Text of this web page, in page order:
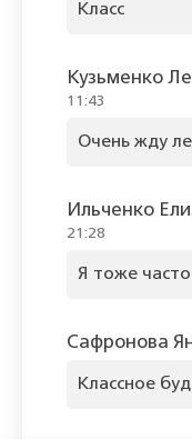
Класс
Кузьменко
11:43
Очень жду
Ильченко
21:28
Я тоже
Сафронова
Классное